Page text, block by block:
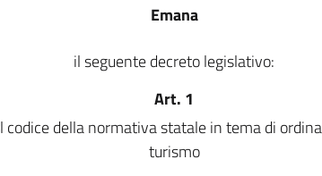
Emana
il seguente decreto legislativo:
Art. 1
codice della normativa statale in tema di
turismo